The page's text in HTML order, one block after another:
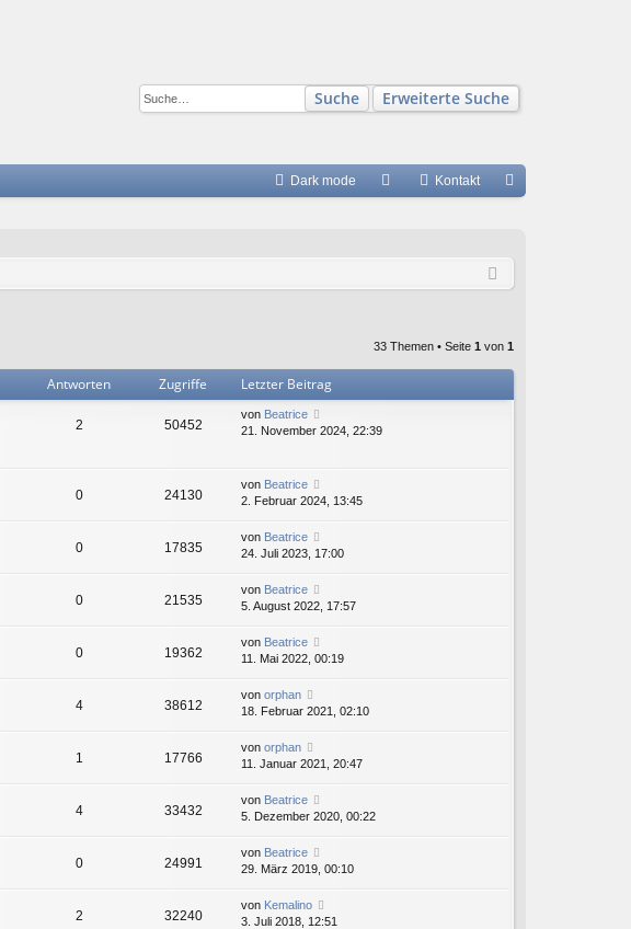
Suche Erweiterte Suche
Dark mode Kontakt
n
33 Themen • Seite 1 von 1
Antworten Zugriffe Letzter Beitrag
2 50452
von Beatrice
21. November 2024, 22:39
0 24130
von Beatrice
2. Februar 2024, 13:45
0 17835
von Beatrice
24. Juli 2023, 17:00
0 21535
von Beatrice
5. August 2022, 17:57
0 19362
von Beatrice
11. Mai 2022, 00:19
4 38612
von orphan
18. Februar 2021, 02:10
1 17766
von orphan
11. Januar 2021, 20:47
4 33432
von Beatrice
5. Dezember 2020, 00:22
0 24991
von Beatrice
29. März 2019, 00:10
2 32240
von Kemalino
3. Juli 2018, 12:51